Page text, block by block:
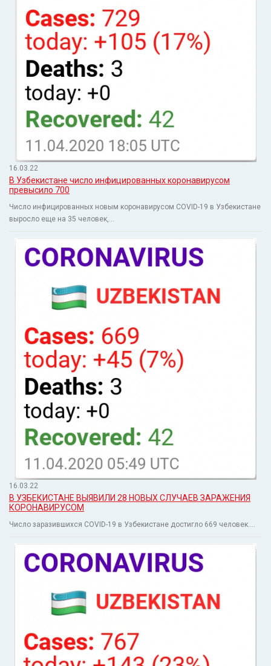
16.03.22
В Узбекистане число инфицированных коронавирусом
превысило 700
Число инфицированных новым коронавирусом COVID-19 в Узбекистане
выросло еще на 35 человек,...
16.03.22
В УЗБЕКИСТАНЕ ВЫЯВИЛИ 28 НОВЫХ СЛУЧАЕВ ЗАРАЖЕНИЯ
КОРОНАВИРУСОМ
Число заразившихся COVID-19 в Узбекистане достигло 669 человек....